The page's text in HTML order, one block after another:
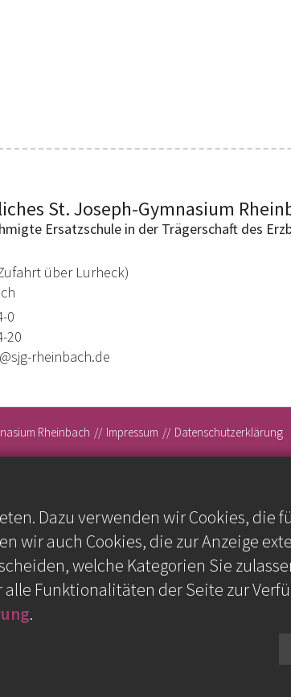
Dazu verwenden wir Cookies, die
wir auch Cookies, die zur Anzeige
welche Kategorien Sie
Funktionalitäten der Seite zur
.
St. Joseph-Gymnasium
Ersatzschule in der Trägerschaft des
über Lurheck)
0
20
rheinbach.de
Rheinbach Impressum Datenschutzerklärung